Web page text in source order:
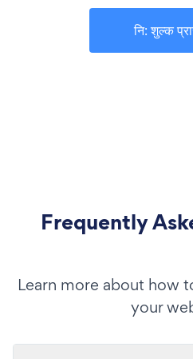
नि: शुल्क
Frequently
Learn more about how
your